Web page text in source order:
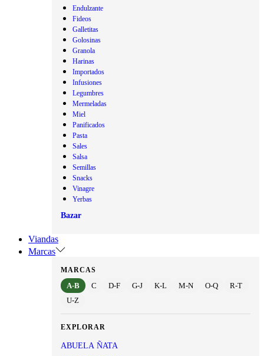
Endulzante
Fideos
Galletitas
Golosinas
Granola
Harinas
Importados
Infusiones
Legumbres
Mermeladas
Miel
Panificados
Pasta
Sales
Salsa
Semillas
Snacks
Vinagre
Yerbas
Bazar
Viandas
Marcas
MARCAS
A-B C D-F G-J K-L M-N O-Q
R-T
U-Z
EXPLORAR
ABUELA ÑATA